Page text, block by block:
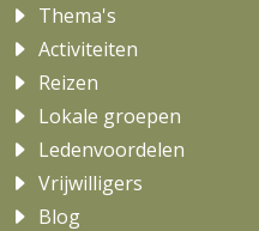
Thema's
Activiteiten
Reizen
Lokale groepen
Ledenvoordelen
Vrijwilligers
Blog